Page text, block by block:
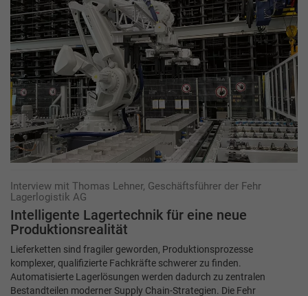
Interview mit Thomas Lehner, Geschäftsführer der Fehr
Lagerlogistik AG
Intelligente Lagertechnik für eine neue
Produktionsrealität
Lieferketten sind fragiler geworden, Produktionsprozesse
komplexer, qualifizierte Fachkräfte schwerer zu finden.
Automatisierte Lagerlösungen werden dadurch zu zentralen
Bestandteilen moderner Supply Chain-Strategien. Die Fehr